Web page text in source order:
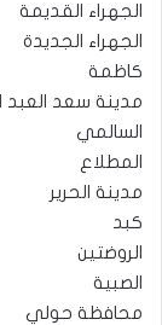
الجهراء القديمة
الجهراء الجديدة
كاظمة
مدينة سعد العبد
السالمي
المطلاع
مدينة الحرير
كبد
الروضتين
الصبية
محافظة حولي